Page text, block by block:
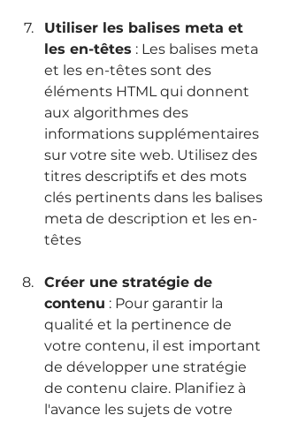
Utiliser les balises meta et
les en-têtes : Les balises meta
et les en-têtes sont des
éléments HTML qui donnent
aux algorithmes des
informations supplémentaires
sur votre site web. Utilisez des
titres descriptifs et des mots
clés pertinents dans les balises
meta de description et les en-
têtes
Créer une stratégie de
contenu : Pour garantir la
qualité et la pertinence de
votre contenu, il est important
de développer une stratégie
de contenu claire. Planifiez à
l'avance les sujets de votre